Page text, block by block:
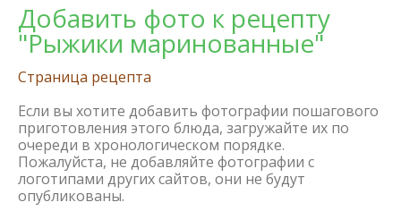
Добавить фото к рецепту
"Рыжики маринованные"
Страница рецепта
Если вы хотите добавить фотографии пошагового
приготовления этого блюда, загружайте их по
очереди в хронологическом порядке.
Пожалуйста, не добавляйте фотографии с
логотипами других сайтов, они не будут
опубликованы.